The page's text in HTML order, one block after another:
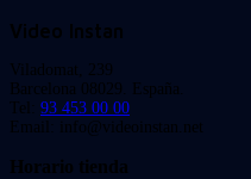
Video Instan
Viladomat, 239
Barcelona 08029. España.
Tel: 93 453 00 00
Email: info@videoinstan.net
Horario tienda